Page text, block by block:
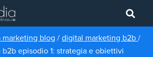
marketing blog / digital marketing b2b /
episodio 1: strategia e obiettivi